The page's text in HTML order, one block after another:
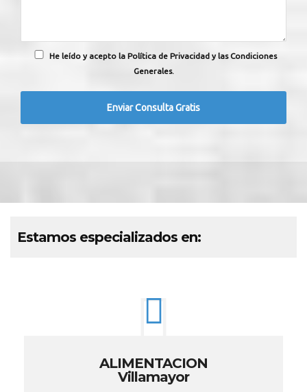
He leído y acepto la Política de Privacidad y las Condiciones
Generales.
Estamos especializados en:
ALIMENTACION
Villamayor